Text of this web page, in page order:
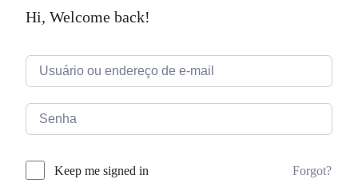
Hi, Welcome back!
Keep me signed in Forgot?